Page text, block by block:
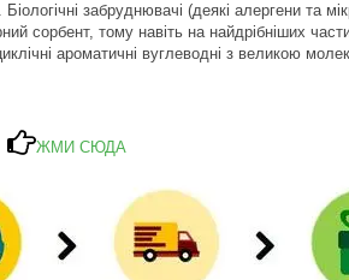
забруднювачі (деякі алергени та
сорбент, тому навіть на найдрібніших
ароматичні вуглеводні з великою
ЖМИ СЮДА